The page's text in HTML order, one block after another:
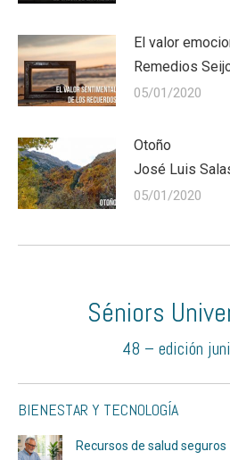
El valor
Remedios
05/01/2020
Otoño
José Luis
05/01/2020
Séniors
48 – edición
BIENESTAR Y TECNOLOGÍA
Recursos de salud seguros